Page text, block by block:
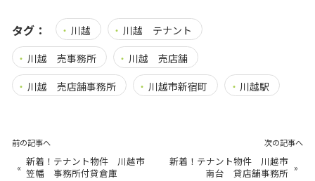
タグ： 川越
川越 テナント
川越 売事務所
川越 売店舗
川越 売店舗事務所
川越市新宿町 川越駅
前の記事へ
« 新着！テナント物件 川越市
笠幡 事務所付貸倉庫
次の記事へ
新着！テナント物件 川越市
南台 貸店舗事務所 »